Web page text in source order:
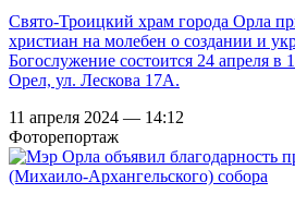
Свято-Троицкий храм города Орла
христиан на молебен о создании и
Богослужение состоится 24 апреля в
Орел, ул. Лескова 17А.
11 апреля 2024 — 14:12
Фоторепортаж